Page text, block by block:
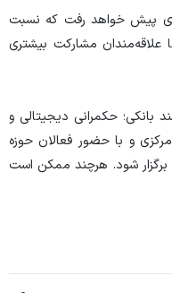
پیش خواهد رفت که نسبت
علاقه‌مندان مشارکت بیشتری
حکمرانی دیجیتالی و
و با حضور فعالان حوزه
برگزار شود. هرچند ممکن است